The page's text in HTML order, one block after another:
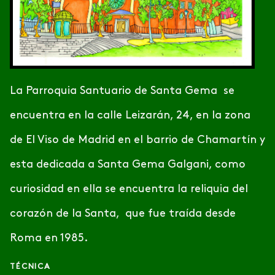
La Parroquia Santuario de Santa Gema se
encuentra en la calle Leizarán, 24, en la zona
de El Viso de Madrid en el barrio de Chamartín y
esta dedicada a Santa Gema Galgani, como
curiosidad en ella se encuentra la reliquia del
corazón de la Santa, que fue traída desde
Roma en 1985.
TÉCNICA